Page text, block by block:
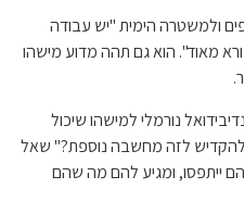
ולמשטרה הימית "יש עבודה
מאוד". הוא גם תהה מדוע מישהו
נורמלי למישהו שיכול
לזה מחשבה נוספת?" שאל
ייתפסו, ומגיע להם מה שהם